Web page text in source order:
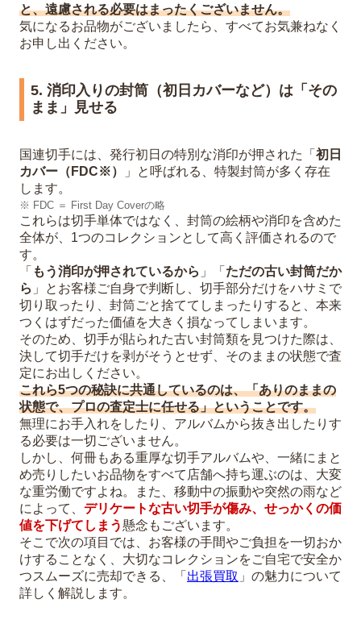
と、遠慮される必要はまったくございません。
気になるお品物がございましたら、すべてお気兼ねなく
お申し出ください。
5. 消印入りの封筒（初日カバーなど）は「その
まま」見せる
国連切手には、発行初日の特別な消印が押された「 初日
カバー（FDC※）
」と呼ばれる、特製封筒が多く存在
します。
※ FDC ＝ First Day Coverの略
これらは切手単体ではなく、封筒の絵柄や消印を含めた
全体が、1つのコレクションとして高く評価されるので
す。
「 もう消印が押されているから 」「 ただの古い封筒だか
ら 」とお客様ご自身で判断し、切手部分だけをハサミで
切り取ったり、封筒ごと捨ててしまったりすると、本来
つくはずだった価値を大きく損なってしまいます。
そのため、切手が貼られた古い封筒類を見つけた際は、
決して切手だけを剥がそうとせず、そのままの状態で査
定にお出しください。
これら5つの秘訣に共通しているのは、「ありのままの
状態で、プロの査定士に任せる」ということです。
無理にお手入れをしたり、アルバムから抜き出したりす
る必要は一切ございません。
しかし、何冊もある重厚な切手アルバムや、一緒にまと
め売りしたいお品物をすべて店舗へ持ち運ぶのは、大変
な重労働ですよね。また、移動中の振動や突然の雨など
によって、 デリケートな古い切手が傷み、せっかくの価
値を下げてしまう懸念もございます。
そこで次の項目では、お客様の手間やご負担を一切おか
けすることなく、大切なコレクションをご自宅で安全か
つスムーズに売却できる、「 出張買取 」の魅力について
詳しく解説します。